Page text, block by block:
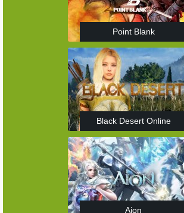
Point Blank
Black Desert Online
Aion